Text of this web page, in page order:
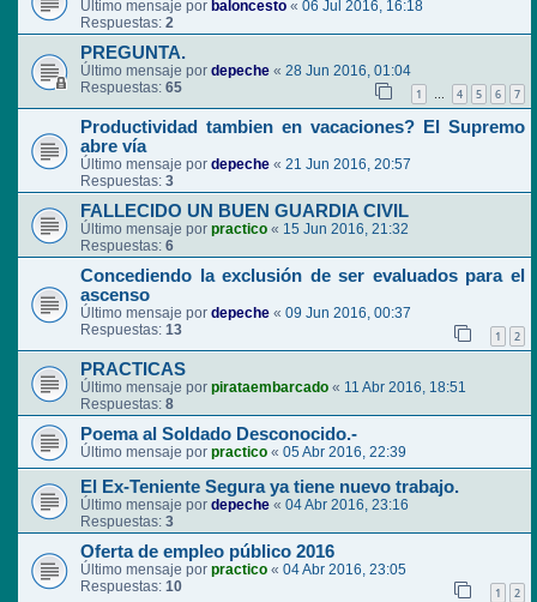
Último mensaje por baloncesto « 06 Jul 2016, 16:18
Respuestas: 2
PREGUNTA.
Último mensaje por depeche « 28 Jun 2016, 01:04
Respuestas: 65 1 … 4 5 6 7
Productividad tambien en vacaciones? El Supremo
abre vía
Último mensaje por depeche « 21 Jun 2016, 20:57
Respuestas: 3
FALLECIDO UN BUEN GUARDIA CIVIL
Último mensaje por practico « 15 Jun 2016, 21:32
Respuestas: 6
Concediendo la exclusión de ser evaluados para el
ascenso
Último mensaje por depeche « 09 Jun 2016, 00:37
Respuestas: 13 1 2
PRACTICAS
Último mensaje por pirataembarcado « 11 Abr 2016, 18:51
Respuestas: 8
Poema al Soldado Desconocido.-
Último mensaje por practico « 05 Abr 2016, 22:39
El Ex-Teniente Segura ya tiene nuevo trabajo.
Último mensaje por depeche « 04 Abr 2016, 23:16
Respuestas: 3
Oferta de empleo público 2016
Último mensaje por practico « 04 Abr 2016, 23:05
Respuestas: 10 1 2